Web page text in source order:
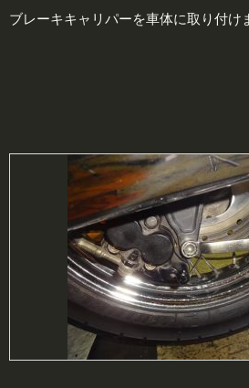
ブレーキキャリパーを車体に取り付け